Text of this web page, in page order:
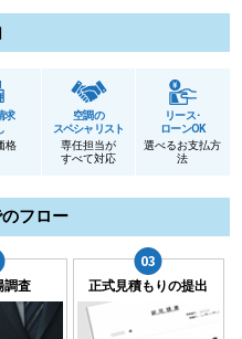
求
格
空調の
スペシャリスト
専任担当が
すべて対応
リース･
ローンOK
選べるお支払方
法
フロー
調査 正式見積もりの提出